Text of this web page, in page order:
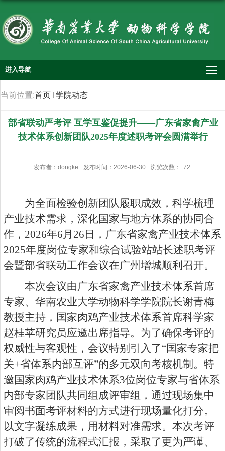
进入导航
当前位置:首页 学院动态
部省联动严考评 互学互鉴促提升——广东省家禽产业
技术体系创新团队2025年度述职考评会圆满举行
发布者：dongke 发布时间：2026-06-30 浏览次数： 72
为全面检验创新团队履职成效，科学梳理
产业技术需求，深化国家与地方体系的协同合
作，2026年6月26日，广东省家禽产业技术体系
2025年度岗位专家和综合试验站站长述职考评
会暨部省联动工作会议在广州增城顺利召开。
本次会议由广东省家禽产业技术体系首席
专家、华南农业大学动物科学学院院长谢青梅
教授主持，国家肉鸡产业技术体系首席科学家
赵桂苹研究员应邀出席指导。为了确保考评的
权威性与客观性，会议特别引入了“国家专家把
关+省体系内部互评”的多元双向考核机制。特
邀国家肉鸡产业技术体系3位岗位专家与省体系
内部专家团队共同组成评审组，通过现场集中
审阅书面考评材料的方式进行现场量化打分。
以文字凝练成果，用材料对准需求。本次考评
打破了传统的流程式汇报，采取了更为严谨、